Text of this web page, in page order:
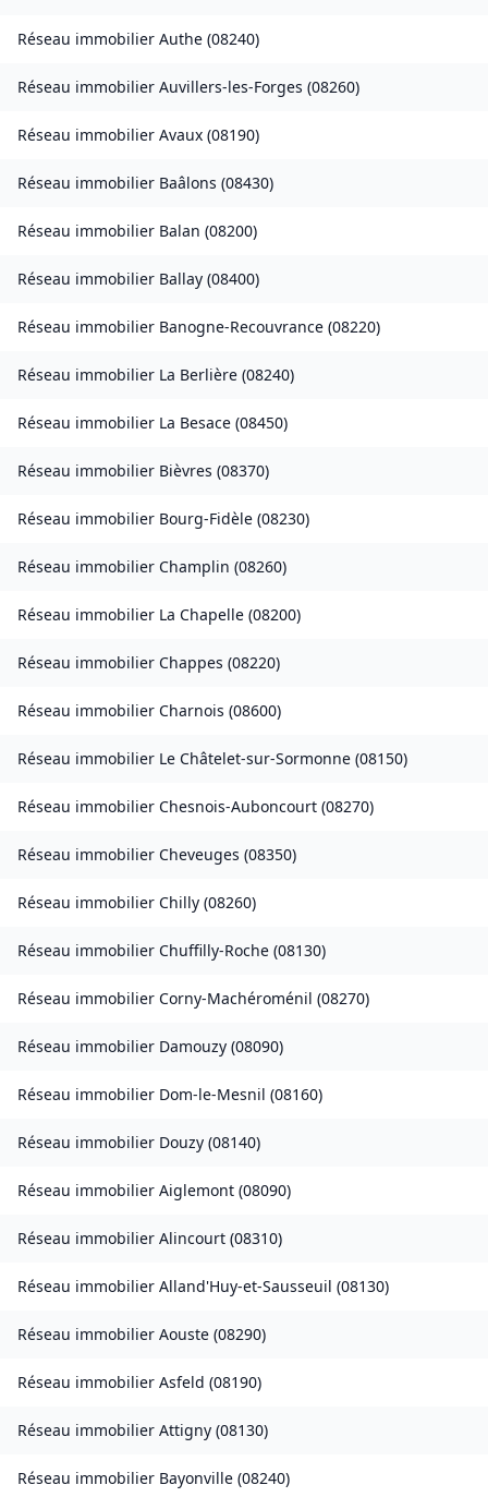
Réseau immobilier Authe (08240)
Réseau immobilier Auvillers-les-Forges (08260)
Réseau immobilier Avaux (08190)
Réseau immobilier Baâlons (08430)
Réseau immobilier Balan (08200)
Réseau immobilier Ballay (08400)
Réseau immobilier Banogne-Recouvrance (08220)
Réseau immobilier La Berlière (08240)
Réseau immobilier La Besace (08450)
Réseau immobilier Bièvres (08370)
Réseau immobilier Bourg-Fidèle (08230)
Réseau immobilier Champlin (08260)
Réseau immobilier La Chapelle (08200)
Réseau immobilier Chappes (08220)
Réseau immobilier Charnois (08600)
Réseau immobilier Le Châtelet-sur-Sormonne (08150)
Réseau immobilier Chesnois-Auboncourt (08270)
Réseau immobilier Cheveuges (08350)
Réseau immobilier Chilly (08260)
Réseau immobilier Chuffilly-Roche (08130)
Réseau immobilier Corny-Machéroménil (08270)
Réseau immobilier Damouzy (08090)
Réseau immobilier Dom-le-Mesnil (08160)
Réseau immobilier Douzy (08140)
Réseau immobilier Aiglemont (08090)
Réseau immobilier Alincourt (08310)
Réseau immobilier Alland'Huy-et-Sausseuil (08130)
Réseau immobilier Aouste (08290)
Réseau immobilier Asfeld (08190)
Réseau immobilier Attigny (08130)
Réseau immobilier Bayonville (08240)